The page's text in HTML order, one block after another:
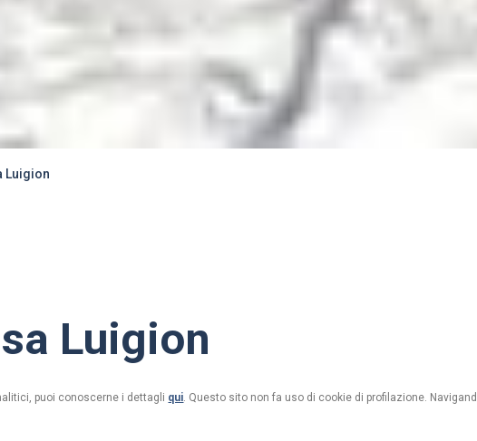
Luigion
Luigion
puoi conoscerne i dettagli qui. Questo sito non fa uso di cookie di profilazione.